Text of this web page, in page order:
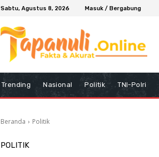
Sabtu, Agustus 8, 2026 Masuk / Bergabung
Trending Nasional Politik TNI-Polri
Beranda Politik
POLITIK